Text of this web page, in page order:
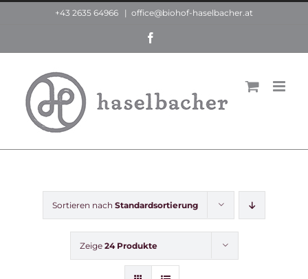
+43 2635 64966 | office@biohof-haselbacher.at
Sortieren nach Standardsortierung
Zeige 24 Produkte